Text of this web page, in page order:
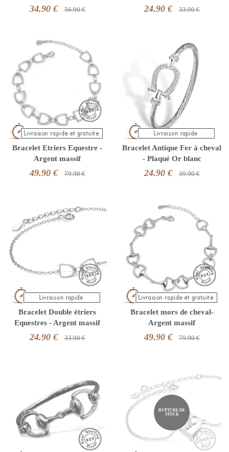
34.90 € 56.90 € 24.90 € 33.90 €
Bracelet Etriers Equestre -
Argent massif
49.90 € 79.90 €
Bracelet Antique Fer à cheval
- Plaqué Or blanc
24.90 € 39.90 €
Bracelet Double étriers
Equestres - Argent massif
24.90 € 33.90 €
Bracelet mors de cheval-
Argent massif
49.90 € 79.90 €
RUPTURE DE
STOCK